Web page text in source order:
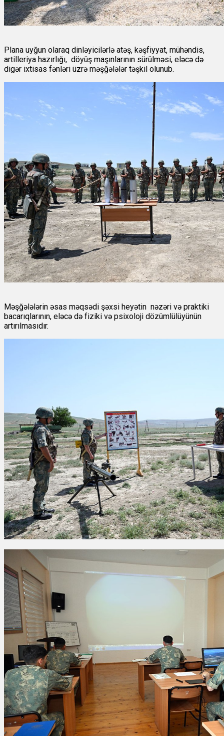
Plana uyğun olaraq dinləyicilərlə atəş, kəşfiyyat, mühəndis,
artilleriya hazırlığı, döyüş maşınlarının sürülməsi, eləcə də
digər ixtisas fənləri üzrə məşğələlər təşkil olunub.
Məşğələlərin əsas məqsədi şəxsi heyətin nəzəri və praktiki
bacarıqlarının, eləcə də fiziki və psixoloji dözümlülüyünün
artırılmasıdır.